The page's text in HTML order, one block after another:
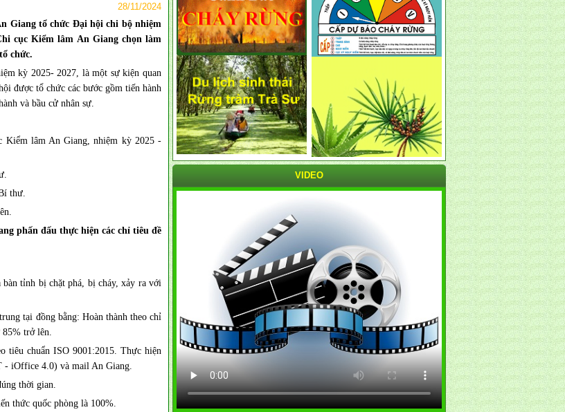
28/11/2024
Giang tổ chức Đại hội chi bộ nhiệm
cục Kiểm lâm An Giang chọn làm
chức.
kỳ 2025- 2027, là một sự kiện quan
được tổ chức các bước gồm tiến hành
và bầu cử nhân sự.
Kiểm lâm An Giang, nhiệm kỳ 2025 -
thư.
phấn đấu thực hiện các chỉ tiêu đề
tỉnh bị chặt phá, bị cháy, xảy ra với
tại đồng bằng: Hoàn thành theo chỉ
85% trở lên.
tiêu chuẩn ISO 9001:2015. Thực hiện
- iOffice 4.0) và mail An Giang.
thời gian.
thức quốc phòng là 100%.
VIDEO